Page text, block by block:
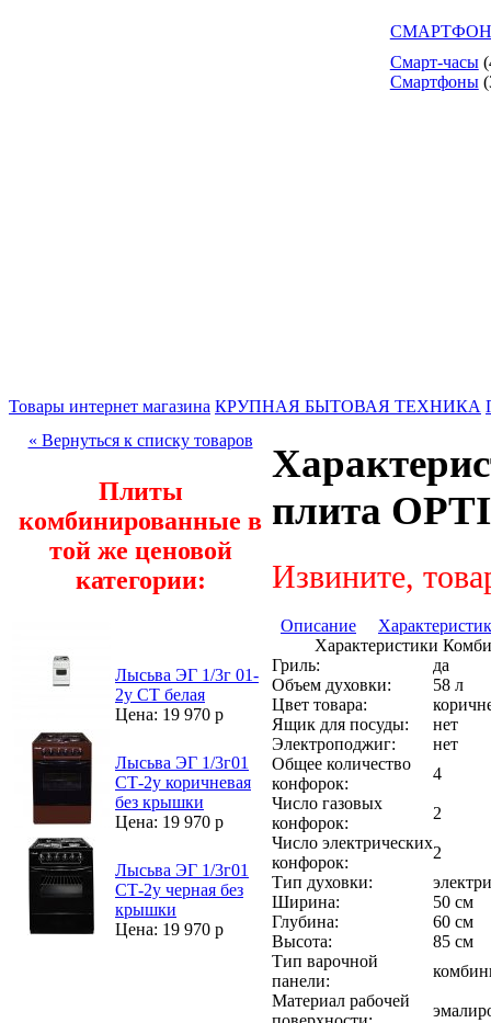
Смарт-часы
Смартфоны
Товары интернет магазина КРУПНАЯ БЫТОВАЯ ТЕХНИКА
« Вернуться к списку товаров
Плиты
комбинированные в
той же ценовой
категории:
Лысьва ЭГ 1/3г 01-
2у СТ белая
Цена: 19 970 р
Лысьва ЭГ 1/3г01
СТ-2у коричневая
без крышки
Цена: 19 970 р
Лысьва ЭГ 1/3г01
СТ-2у черная без
крышки
Цена: 19 970 р
плита
Извините,
Описание
Характеристики
Гриль:
да
Объем духовки:
58 л
Цвет товара:
Ящик для посуды:
нет
Электроподжиг:
нет
Общее количество
конфорок:
4
Число газовых
конфорок:
2
Число электрических
конфорок:
2
Тип духовки:
Ширина:
50 см
Глубина:
60 см
Высота:
85 см
Тип варочной
панели:
Материал рабочей